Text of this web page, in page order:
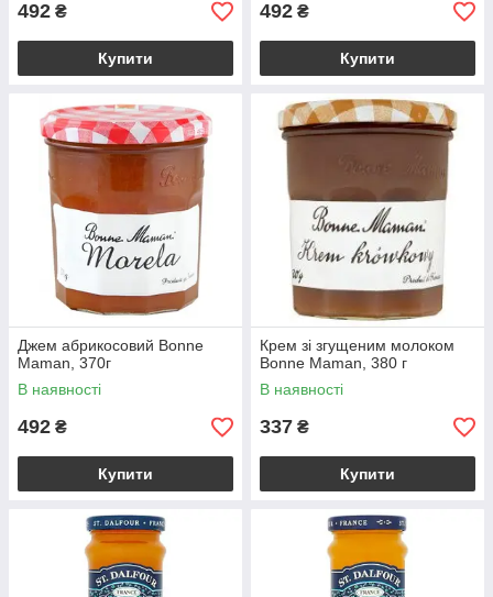
492 ₴
Купити
492 ₴
Купити
Джем абрикосовий Bonne
Maman, 370г
В наявності
492 ₴
Купити
Крем зі згущеним молоком
Bonne Maman, 380 г
В наявності
337 ₴
Купити